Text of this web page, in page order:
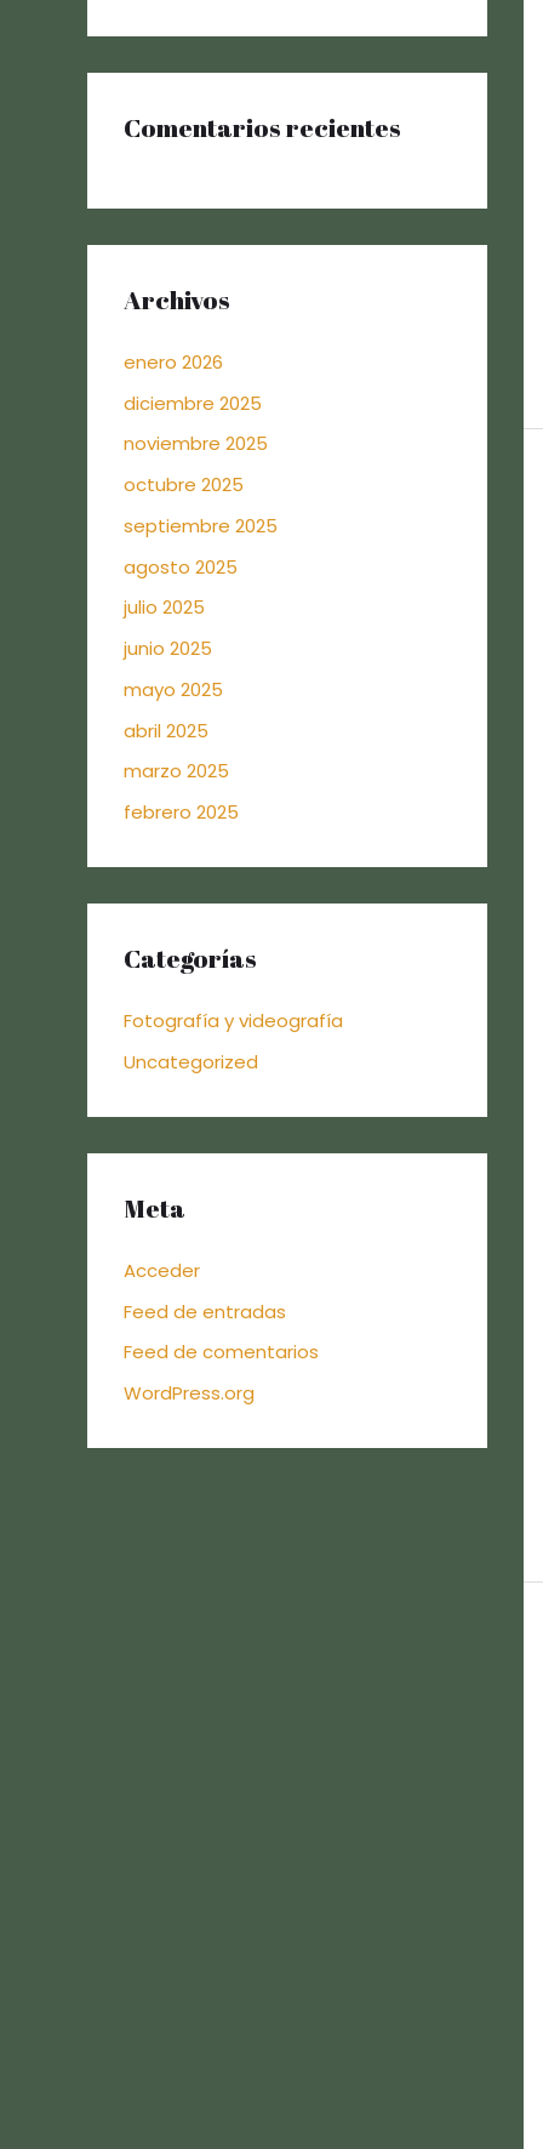
Comentarios recientes
Archivos
enero 2026
diciembre 2025
noviembre 2025
octubre 2025
septiembre 2025
agosto 2025
julio 2025
junio 2025
mayo 2025
abril 2025
marzo 2025
febrero 2025
Categorías
Fotografía y videografía
Uncategorized
Meta
Acceder
Feed de entradas
Feed de comentarios
WordPress.org